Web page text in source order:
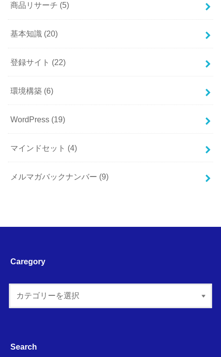
商品リサーチ (5)
基本知識 (20)
登録サイト (22)
環境構築 (6)
WordPress (19)
マインドセット (4)
メルマガバックナンバー (9)
Caregory
Search